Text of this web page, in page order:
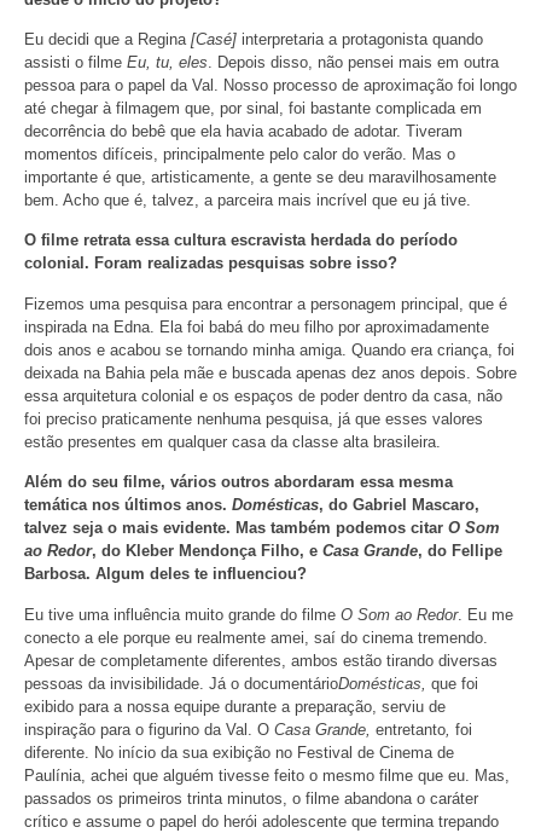
Eu decidi que a Regina [Casé] interpretaria a protagonista quando
assisti o filme Eu, tu, eles. Depois disso, não pensei mais em outra
pessoa para o papel da Val. Nosso processo de aproximação foi longo
até chegar à filmagem que, por sinal, foi bastante complicada em
decorrência do bebê que ela havia acabado de adotar. Tiveram
momentos difíceis, principalmente pelo calor do verão. Mas o
importante é que, artisticamente, a gente se deu maravilhosamente
bem. Acho que é, talvez, a parceira mais incrível que eu já tive.
O filme retrata essa cultura escravista herdada do período
colonial. Foram realizadas pesquisas sobre isso?
Fizemos uma pesquisa para encontrar a personagem principal, que é
inspirada na Edna. Ela foi babá do meu filho por aproximadamente
dois anos e acabou se tornando minha amiga. Quando era criança, foi
deixada na Bahia pela mãe e buscada apenas dez anos depois. Sobre
essa arquitetura colonial e os espaços de poder dentro da casa, não
foi preciso praticamente nenhuma pesquisa, já que esses valores
estão presentes em qualquer casa da classe alta brasileira.
Além do seu filme, vários outros abordaram essa mesma
temática nos últimos anos. Domésticas, do Gabriel Mascaro,
talvez seja o mais evidente. Mas também podemos citar O Som
ao Redor, do Kleber Mendonça Filho, e Casa Grande, do Fellipe
Barbosa. Algum deles te influenciou?
Eu tive uma influência muito grande do filme O Som ao Redor. Eu me
conecto a ele porque eu realmente amei, saí do cinema tremendo.
Apesar de completamente diferentes, ambos estão tirando diversas
pessoas da invisibilidade. Já o documentárioDomésticas, que foi
exibido para a nossa equipe durante a preparação, serviu de
inspiração para o figurino da Val. O Casa Grande, entretanto foi
diferente. No início da sua exibição no Festival de Cinema de
Paulínia, achei que alguém tivesse feito o mesmo filme que eu. Mas,
passados os primeiros trinta minutos, o filme abandona o caráter
crítico e assume o papel do herói adolescente que termina trepando